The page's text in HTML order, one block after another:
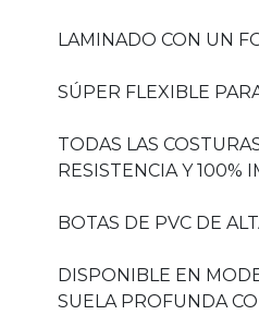
LAMINADO CON UN
SÚPER FLEXIBLE
TODAS LAS
RESISTENCIA Y 100%
BOTAS DE PVC DE
DISPONIBLE EN
SUELA PROFUNDA